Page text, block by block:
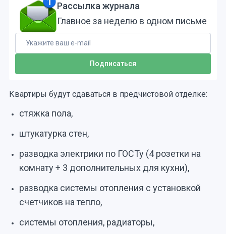
Рассылка журнала
Главное за неделю в одном письме
Квартиры будут сдаваться в предчистовой отделке:
стяжка пола,
штукатурка стен,
разводка электрики по ГОСТу (4 розетки на
комнату + 3 дополнительных для кухни),
разводка системы отопления с установкой
счетчиков на тепло,
системы отопления, радиаторы,